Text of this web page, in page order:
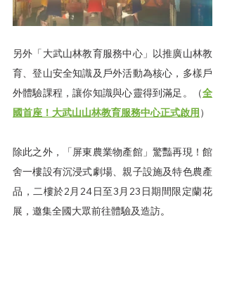
另外「大武山林教育服務中心」以推廣山林教
育、登山安全知識及戶外活動為核心，多樣戶
外體驗課程，讓你知識與心靈得到滿足。（全
國首座！大武山山林教育服務中心正式啟用）
除此之外，「屏東農業物產館」驚豔再現！館
舍一樓設有沉浸式劇場、親子設施及特色農產
品，二樓於2月24日至3月23日期間限定蘭花
展，邀集全國大眾前往體驗及造訪。